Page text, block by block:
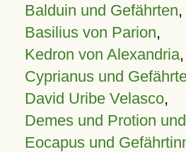
Balduin und Gefährten,
Basilius von Parion,
Kedron von Alexandria,
Cyprianus und
David Uribe Velasco,
Demes und Protion
Eocapus und